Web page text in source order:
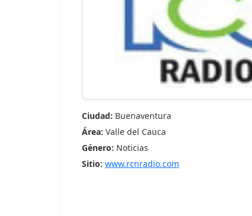
Ciudad: Buenaventura
Área: Valle del Cauca
Género: Noticias
Sitio: www.rcnradio.com